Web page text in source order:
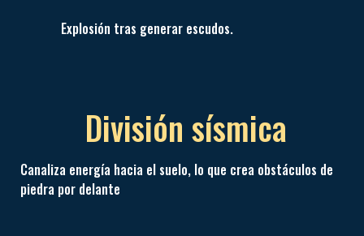
Explosión tras generar escudos.
División sísmica
Canaliza energía hacia el suelo, lo que crea obstáculos de
piedra por delante